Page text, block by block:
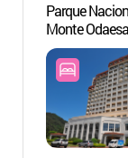
Parque
Monte
(오대산국립